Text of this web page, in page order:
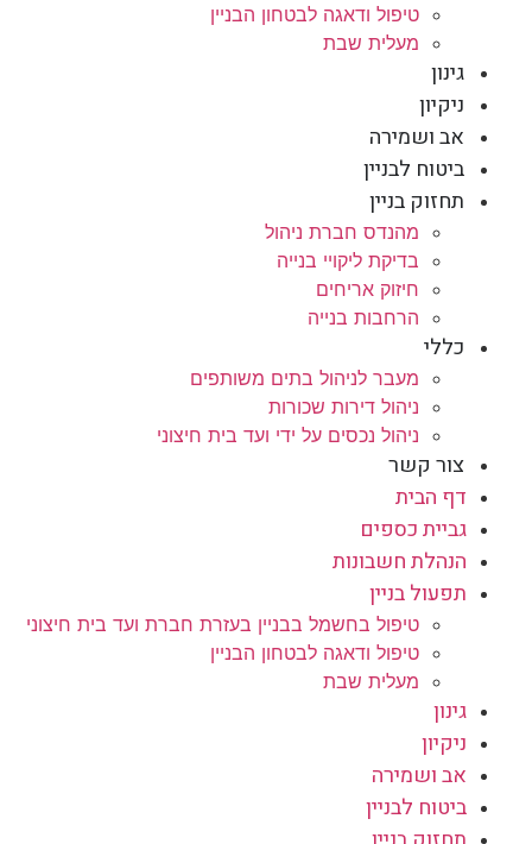
טיפול ודאגה לבטחון הבניין
מעלית שבת
גינון
ניקיון
אב ושמירה
ביטוח לבניין
תחזוק בניין
מהנדס חברת ניהול
בדיקת ליקויי בנייה
חיזוק אריחים
הרחבות בנייה
כללי
מעבר לניהול בתים משותפים
ניהול דירות שכורות
ניהול נכסים על ידי ועד בית חיצוני
צור קשר
דף הבית
גביית כספים
הנהלת חשבונות
תפעול בניין
טיפול בחשמל בבניין בעזרת חברת ועד בית חיצוני
טיפול ודאגה לבטחון הבניין
מעלית שבת
גינון
ניקיון
אב ושמירה
ביטוח לבניין